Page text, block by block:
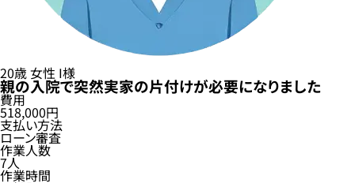
20歳女性 I様
親の入院で突然実家の片付けが必要になりました
費用
518,000円
支払い方法
ローン審査
作業人数
7人
作業時間